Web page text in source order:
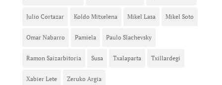
Julio Cortazar Koldo Mitxelena Mikel Lasa Mikel Soto
Omar Nabarro Pamiela Paulo Slachevsky
Ramon Saizarbitoria Susa Txalaparta Txillardegi
Xabier Lete Zeruko Argia